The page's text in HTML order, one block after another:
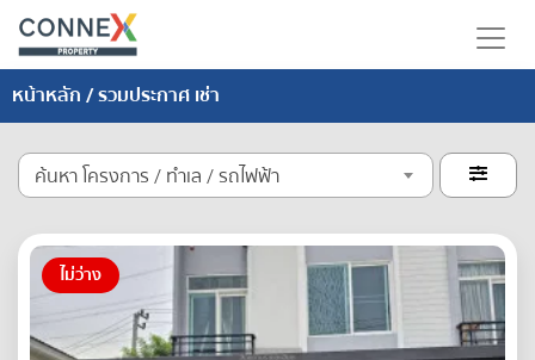
หน้าหลัก/ รวมประกาศ เช่า
ค้นหา โครงการ / ทำเล / รถไฟฟ้า 
ไม่ว่าง